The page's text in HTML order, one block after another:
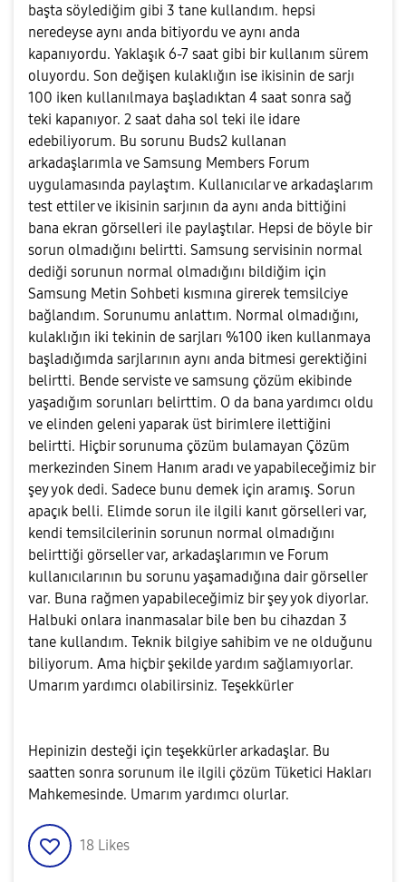
başta söylediğim gibi 3 tane kullandım. hepsi
neredeyse aynı anda bitiyordu ve aynı anda
kapanıyordu. Yaklaşık 6-7 saat gibi bir kullanım sürem
oluyordu. Son değişen kulaklığın ise ikisinin de sarjı
100 iken kullanılmaya başladıktan 4 saat sonra sağ
teki kapanıyor. 2 saat daha sol teki ile idare
edebiliyorum. Bu sorunu Buds2 kullanan
arkadaşlarımla ve Samsung Members Forum
uygulamasında paylaştım. Kullanıcılar ve arkadaşlarım
test ettiler ve ikisinin sarjının da aynı anda bittiğini
bana ekran görselleri ile paylaştılar. Hepsi de böyle bir
sorun olmadığını belirtti. Samsung servisinin normal
dediği sorunun normal olmadığını bildiğim için
Samsung Metin Sohbeti kısmına girerek temsilciye
bağlandım. Sorunumu anlattım. Normal olmadığını,
kulaklığın iki tekinin de sarjları %100 iken kullanmaya
başladığımda sarjlarının aynı anda bitmesi gerektiğini
belirtti. Bende serviste ve samsung çözüm ekibinde
yaşadığım sorunları belirttim. O da bana yardımcı oldu
ve elinden geleni yaparak üst birimlere ilettiğini
belirtti. Hiçbir sorunuma çözüm bulamayan Çözüm
merkezinden Sinem Hanım aradı ve yapabileceğimiz bir
şey yok dedi. Sadece bunu demek için aramış. Sorun
apaçık belli. Elimde sorun ile ilgili kanıt görselleri var,
kendi temsilcilerinin sorunun normal olmadığını
belirttiği görseller var, arkadaşlarımın ve Forum
kullanıcılarının bu sorunu yaşamadığına dair görseller
var. Buna rağmen yapabileceğimiz bir şey yok diyorlar.
Halbuki onlara inanmasalar bile ben bu cihazdan 3
tane kullandım. Teknik bilgiye sahibim ve ne olduğunu
biliyorum. Ama hiçbir şekilde yardım sağlamıyorlar.
Umarım yardımcı olabilirsiniz. Teşekkürler
Hepinizin desteği için teşekkürler arkadaşlar. Bu
saatten sonra sorunum ile ilgili çözüm Tüketici Hakları
Mahkemesinde. Umarım yardımcı olurlar.
18 Likes